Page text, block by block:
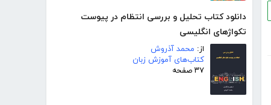
دانلود کتاب تحلیل و بررسی انتظام در پیوست
تکواژهای انگلیسی
از: محمد آذروش
کتاب‌های آموزش زبان
۳۷ صفحه